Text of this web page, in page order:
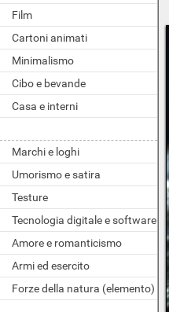
Film
Cartoni animati
Minimalismo
Cibo e bevande
Casa e interni
Marchi e loghi
Umorismo e satira
Testure
Tecnologia digitale e software
Amore e romanticismo
Armi ed esercito
Forze della natura (elemento)